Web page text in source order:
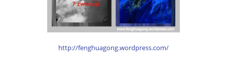
http://fenghuagong.wordpress.com/